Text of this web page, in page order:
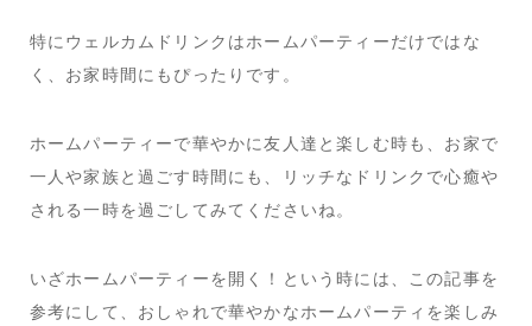
特にウェルカムドリンクはホームパーティーだけではな
く、お家時間にもぴったりです。
ホームパーティーで華やかに友人達と楽しむ時も、お家で
一人や家族と過ごす時間にも、リッチなドリンクで心癒や
される一時を過ごしてみてくださいね。
いざホームパーティーを開く！という時には、この記事を
参考にして、おしゃれで華やかなホームパーティを楽しみ